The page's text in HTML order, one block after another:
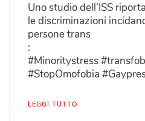
Uno studio dell’ISS
le discriminazioni
persone trans
:
#Minoritystress
#StopOmofobia
LEGGI TUTTO